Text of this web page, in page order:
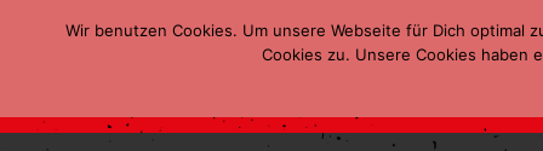
Wir benutzen Cookies. Um unsere Webseite für Dich optimal
Cookies zu. Unsere Cookies haben